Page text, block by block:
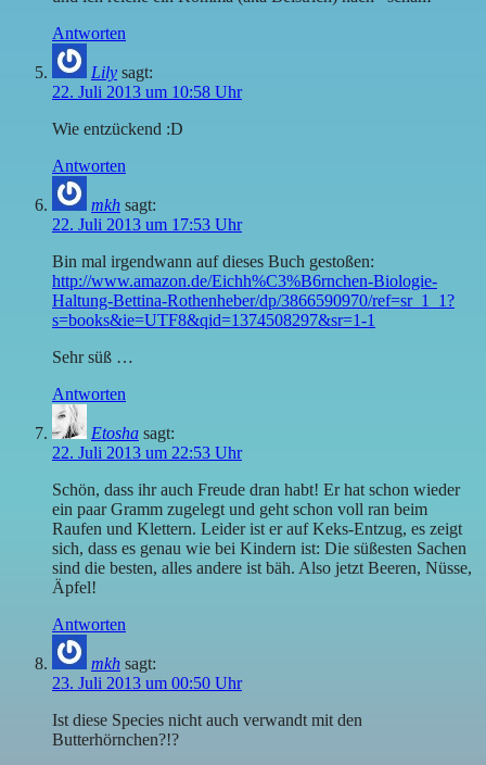
Antworten
Lily sagt:
22. Juli 2013 um 10:58 Uhr
Wie entzückend :D
Antworten
mkh sagt:
22. Juli 2013 um 17:53 Uhr
Bin mal irgendwann auf dieses Buch gestoßen:
http://www.amazon.de/Eichh%C3%B6rnchen-Biologie-
Haltung-Bettina-Rothenheber/dp/3866590970/ref=sr_1_1?
s=books&ie=UTF8&qid=1374508297&sr=1-1
Sehr süß …
Antworten
Etosha sagt:
22. Juli 2013 um 22:53 Uhr
Schön, dass ihr auch Freude dran habt! Er hat schon wieder
ein paar Gramm zugelegt und geht schon voll ran beim
Raufen und Klettern. Leider ist er auf Keks-Entzug, es zeigt
sich, dass es genau wie bei Kindern ist: Die süßesten Sachen
sind die besten, alles andere ist bäh. Also jetzt Beeren, Nüsse,
Äpfel!
Antworten
mkh sagt:
23. Juli 2013 um 00:50 Uhr
Ist diese Species nicht auch verwandt mit den
Butterhörnchen?!?